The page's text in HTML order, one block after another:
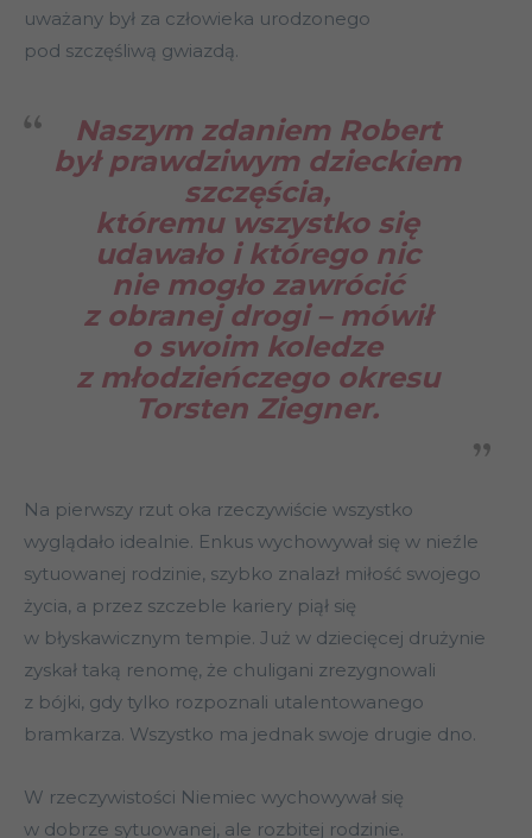
uważany był za człowieka urodzonego
pod szczęśliwą gwiazdą.
Naszym zdaniem Robert
był prawdziwym dzieckiem
szczęścia,
któremu wszystko się
udawało i którego nic
nie mogło zawrócić
z obranej drogi – mówił
o swoim koledze
z młodzieńczego okresu
Torsten Ziegner.
Na pierwszy rzut oka rzeczywiście wszystko
wyglądało idealnie. Enkus wychowywał się w nieźle
sytuowanej rodzinie, szybko znalazł miłość swojego
życia, a przez szczeble kariery piął się
w błyskawicznym tempie. Już w dziecięcej drużynie
zyskał taką renomę, że chuligani zrezygnowali
z bójki, gdy tylko rozpoznali utalentowanego
bramkarza. Wszystko ma jednak swoje drugie dno.
W rzeczywistości Niemiec wychowywał się
w dobrze sytuowanej, ale rozbitej rodzinie.